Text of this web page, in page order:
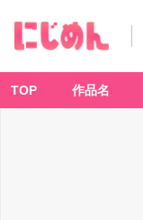
TOP 作品名